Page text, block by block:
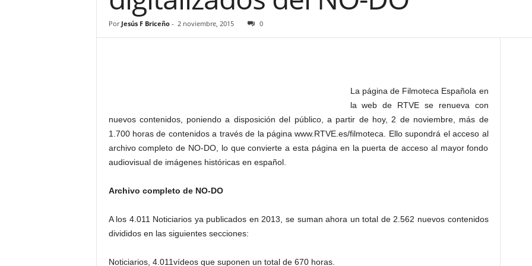
Por Jesús F Briceño- 2 noviembre, 2015 0
La página de Filmoteca Española en
la web de RTVE se renueva con
nuevos contenidos, poniendo a disposición del público, a partir de hoy, 2 de noviembre, más de
1.700 horas de contenidos a través de la página www.RTVE.es/filmoteca. Ello supondrá el acceso al
archivo completo de NO-DO, lo que convierte a esta página en la puerta de acceso al mayor fondo
audiovisual de imágenes históricas en español.
Archivo completo de NO-DO
A los 4.011 Noticiarios ya publicados en 2013, se suman ahora un total de 2.562 nuevos contenidos
divididos en las siguientes secciones:
Noticiarios, 4.011vídeos que suponen un total de 670 horas.